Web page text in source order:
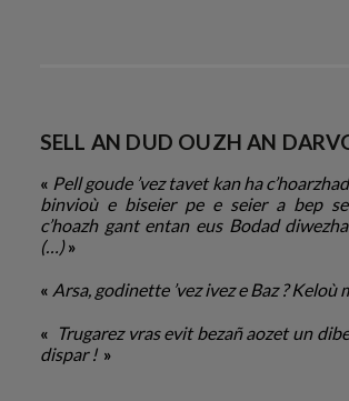
SELL AN DUD OUZH AN
« Pell goude ’vez tavet kan ha
binvioù e biseier pe e seier a bep
c’hoazh gant entan eus Bodad
(…) »
« Arsa, godinette ’vez ivez e Baz ? Keloù
« Trugarez vras evit bezañ aozet un
dispar ! »